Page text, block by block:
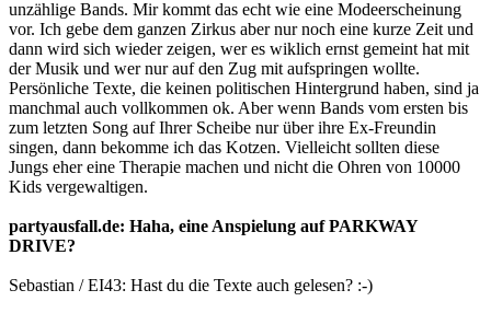
unzählige Bands. Mir kommt das echt wie eine Modeerscheinung
vor. Ich gebe dem ganzen Zirkus aber nur noch eine kurze Zeit und
dann wird sich wieder zeigen, wer es wiklich ernst gemeint hat mit
der Musik und wer nur auf den Zug mit aufspringen wollte.
Persönliche Texte, die keinen politischen Hintergrund haben, sind ja
manchmal auch vollkommen ok. Aber wenn Bands vom ersten bis
zum letzten Song auf Ihrer Scheibe nur über ihre Ex-Freundin
singen, dann bekomme ich das Kotzen. Vielleicht sollten diese
Jungs eher eine Therapie machen und nicht die Ohren von 10000
Kids vergewaltigen.
partyausfall.de: Haha, eine Anspielung auf PARKWAY
DRIVE?
Sebastian / EI43: Hast du die Texte auch gelesen? :-)